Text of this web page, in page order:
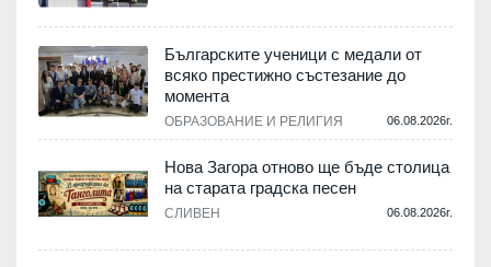
Българските ученици с медали от
всяко престижно състезание до
момента
ОБРАЗОВАНИЕ И РЕЛИГИЯ 06.08.2026г.
Нова Загора отново ще бъде столица
на старата градска песен
СЛИВЕН 06.08.2026г.